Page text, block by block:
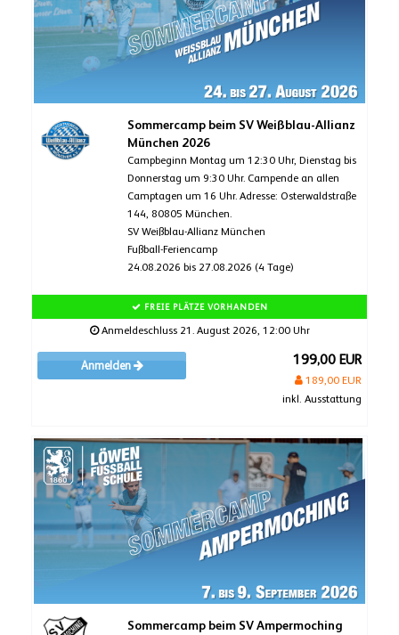
Sommercamp beim SV Weißblau-Allianz
München 2026
Campbeginn Montag um 12:30 Uhr, Dienstag bis
Donnerstag um 9:30 Uhr. Campende an allen
Camptagen um 16 Uhr. Adresse: Osterwaldstraße
144, 80805 München.
SV Weißblau-Allianz München
Fußball-Feriencamp
24.08.2026 bis 27.08.2026 (4 Tage)
FREIE PLÄTZE VORHANDEN
Anmeldeschluss 21. August 2026, 12:00 Uhr
Anmelden 199,00 EUR
189,00 EUR
inkl. Ausstattung
Sommercamp beim SV Ampermoching